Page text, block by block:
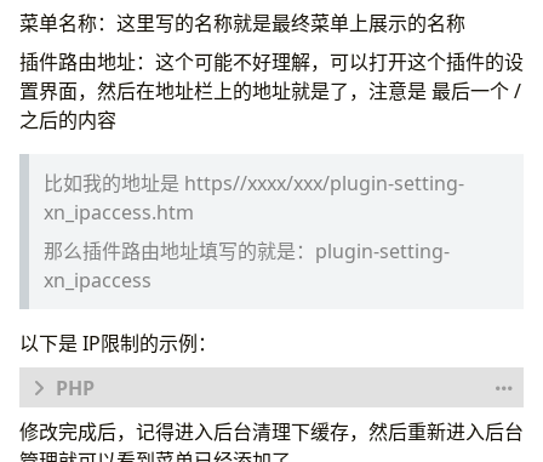
'url'=>url('插件路由地址'),
'text'=>'菜单名称',
'icon'=>'icon-arrow-up',
'tab'=> array
array
);
?>
菜单名称：这里写的名称就是最终菜单上展示的名称
插件路由地址：这个可能不好理解，可以打开这个插件的设
置界面，然后在地址栏上的地址就是了，注意是 最后一个 /
之后的内容
比如我的地址是 https//xxxx/xxx/plugin-setting-
xn_ipaccess.htm
那么插件路由地址填写的就是：plugin-setting-
xn_ipaccess
以下是 IP限制的示例：
<?php exit;
修改完成后，记得进入后台清理下缓存，然后重新进入后台